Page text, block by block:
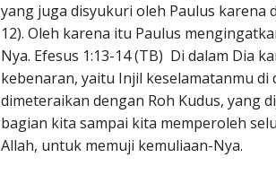
yang juga disyukuri oleh Paulus karena
12). Oleh karena itu Paulus
Nya. Efesus 1:13-14 (TB) Di dalam Dia
kebenaran, yaitu Injil keselamatanmu di
dimeteraikan dengan Roh Kudus, yang
bagian kita sampai kita memperoleh
Allah, untuk memuji kemuliaan-Nya.